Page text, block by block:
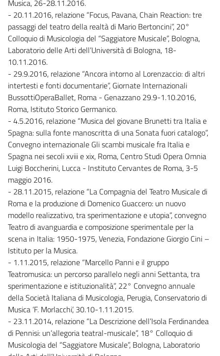
Musica, 26-28.11.2016.
- 20.11.2016, relazione “Focus, Pavana, Chain Reaction: tre
passaggi del teatro della realtà di Mario Bertoncini”, 20°
Colloquio di Musicologia del “Saggiatore Musicale”, Bologna,
Laboratorio delle Arti dell’Università di Bologna, 18-
10.11.2016.
- 29.9.2016, relazione “Ancora intorno al Lorenzaccio: di altri
intertesti e fonti documentarie”, Giornate Internazionali
BussottiOperaBallet, Roma - Genazzano 29.9-1.10.2016,
Roma, Istituto Storico Germanico.
- 4.5.2016, relazione “Musica del giovane Brunetti tra Italia e
Spagna: sulla fonte manoscritta di una Sonata fuori catalogo”,
Convegno internazionale Gli scambi musicale fra Italia e
Spagna nei secoli xviii e xix, Roma, Centro Studi Opera Omnia
Luigi Boccherini, Lucca - Instituto Cervantes de Roma, 3-5
maggio 2016.
- 28.11.2015, relazione “La Compagnia del Teatro Musicale di
Roma e la produzione di Domenico Guaccero: un nuovo
modello realizzativo, tra sperimentazione e utopia”, convegno
Teatro di avanguardia e composizione sperimentale per la
scena in Italia: 1950-1975, Venezia, Fondazione Giorgio Cini –
Istituto per la Musica.
- 1.11.2015, relazione “Marcello Panni e il gruppo
Teatromusica: un percorso parallelo negli anni Settanta, tra
sperimentazione e istituzionalità”, 22° Convegno annuale
della Società Italiana di Musicologia, Perugia, Conservatorio di
Musica ‘F. Morlacchi’, 30.10-1.11.2015.
- 23.11.2014, relazione “La Descrizione dell’Isola Ferdinandea
di Pennisi: un’allegoria teatral-musicale”, 18° Colloquio di
Musicologia del “Saggiatore Musicale”, Bologna, Laboratorio